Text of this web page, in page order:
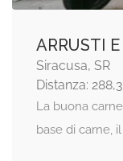
ARRUSTI
Siracusa, SR
Distanza:
La buona
base di carne,